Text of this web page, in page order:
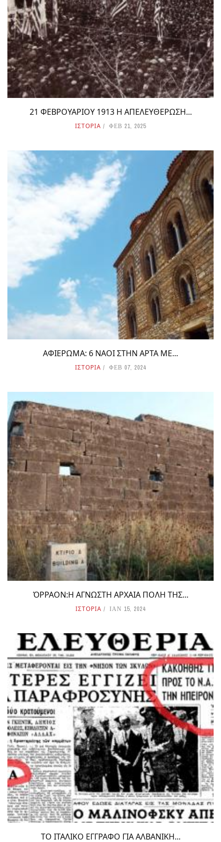
21 ΦΕΒΡΟΥΑΡΙΟΥ 1913 Η ΑΠΕΛΕΥΘΕΡΩΣΗ...
ΙΣΤΟΡΙΑ ΦΕΒ 21, 2025
ΑΦΙΕΡΩΜΑ: 6 ΝΑΟΙ ΣΤΗΝ ΑΡΤΑ ΜΕ...
ΙΣΤΟΡΙΑ ΦΕΒ 07, 2024
ΌΡΡΑΟΝ:Η ΑΓΝΩΣΤΗ ΑΡΧΑΙΑ ΠΟΛΗ ΤΗΣ...
ΙΣΤΟΡΙΑ ΙΑΝ 15, 2024
ΤΟ ΙΤΑΛΙΚΟ ΕΓΓΡΑΦΟ ΓΙΑ ΑΛΒΑΝΙΚΗ...